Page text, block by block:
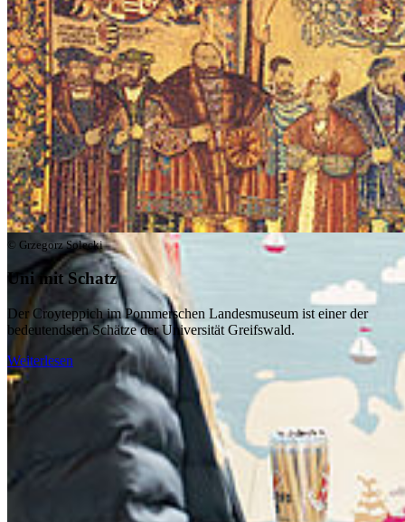
© Grzegorz Solecki
Uni mit Schatz
Der Croyteppich im Pommerschen Landesmuseum ist einer der
bedeutendsten Schätze der Universität Greifswald.
Weiterlesen